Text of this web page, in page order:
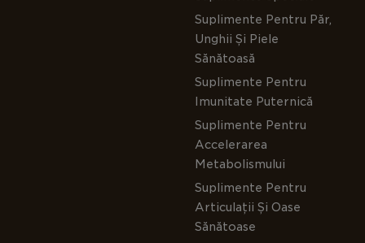
Suplimente Pentru Păr,
Unghii Și Piele
Sănătoasă
Suplimente Pentru
Imunitate Puternică
Suplimente Pentru
Accelerarea
Metabolismului
Suplimente Pentru
Articulații Și Oase
Sănătoase